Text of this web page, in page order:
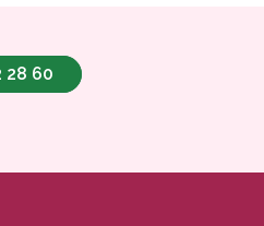
28 60